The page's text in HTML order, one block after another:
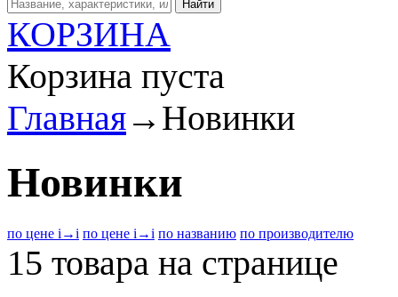
КОРЗИНА
Корзина пуста
Главная→ Новинки
Новинки
по цене i →i по цене i →i по названию по производителю
15 товара на странице